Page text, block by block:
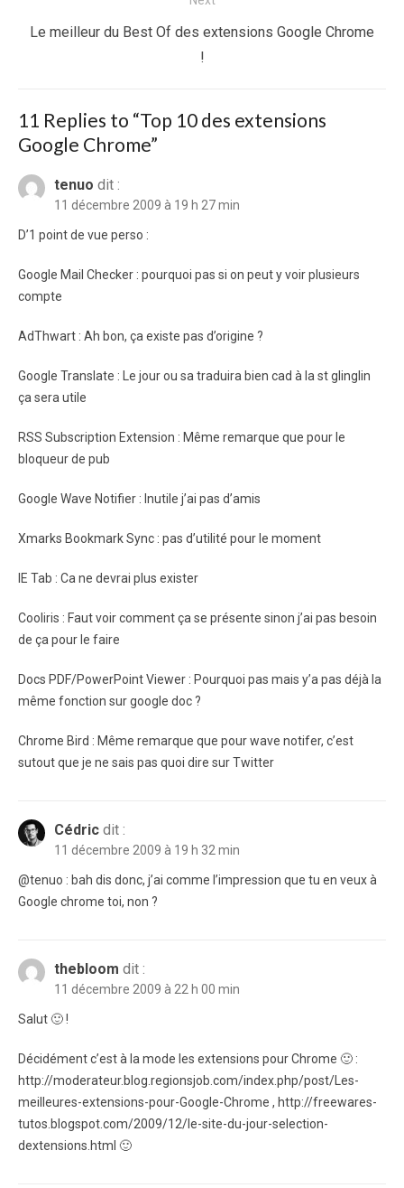
Next
Le meilleur du Best Of des extensions Google Chrome
!
11 Replies to “Top 10 des extensions
Google Chrome”
tenuo dit :
11 décembre 2009 à 19 h 27 min
D’1 point de vue perso :
Google Mail Checker : pourquoi pas si on peut y voir plusieurs
compte
AdThwart : Ah bon, ça existe pas d’origine ?
Google Translate : Le jour ou sa traduira bien cad à la st glinglin
ça sera utile
RSS Subscription Extension : Même remarque que pour le
bloqueur de pub
Google Wave Notifier : Inutile j’ai pas d’amis
Xmarks Bookmark Sync : pas d’utilité pour le moment
IE Tab : Ca ne devrai plus exister
Cooliris : Faut voir comment ça se présente sinon j’ai pas besoin
de ça pour le faire
Docs PDF/PowerPoint Viewer : Pourquoi pas mais y’a pas déjà la
même fonction sur google doc ?
Chrome Bird : Même remarque que pour wave notifer, c’est
sutout que je ne sais pas quoi dire sur Twitter
Cédric dit :
11 décembre 2009 à 19 h 32 min
@tenuo : bah dis donc, j’ai comme l’impression que tu en veux à
Google chrome toi, non ?
thebloom dit :
11 décembre 2009 à 22 h 00 min
Salut 🙂 !
Décidément c’est à la mode les extensions pour Chrome 🙂 :
http://moderateur.blog.regionsjob.com/index.php/post/Les-
meilleures-extensions-pour-Google-Chrome , http://freewares-
tutos.blogspot.com/2009/12/le-site-du-jour-selection-
dextensions.html 🙂